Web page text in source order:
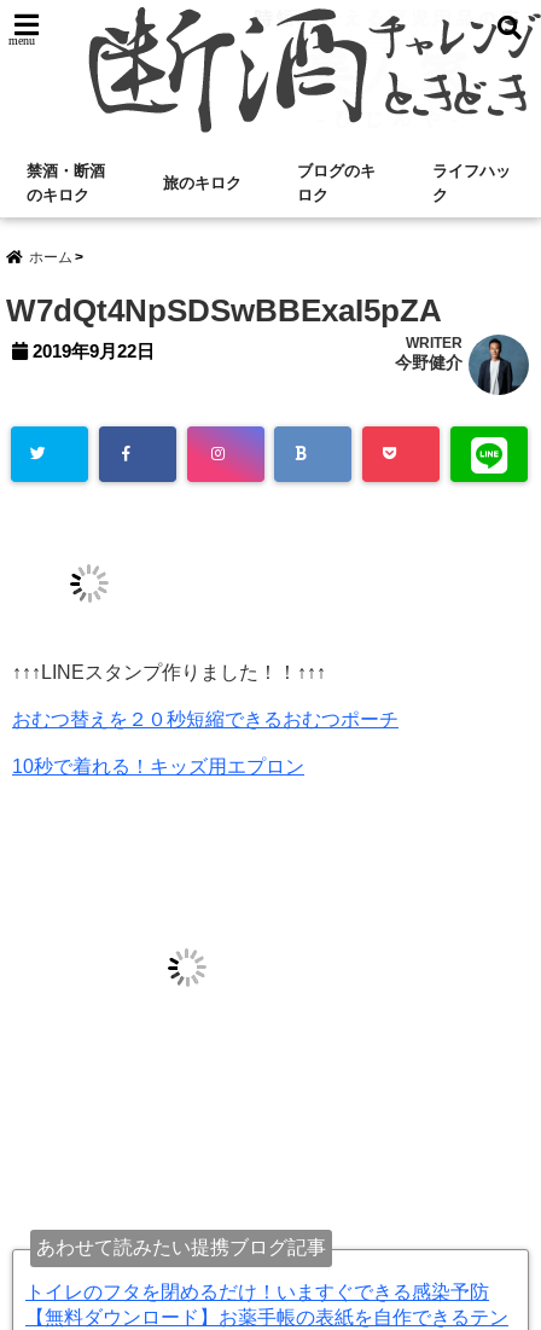
menu
禁酒・断酒
のキロク
旅のキロク
ブログのキ
ロク
ライフハッ
ク
ホーム
W7dQt4NpSDSwBBExaI5pZA
2019年9月22日 WRITER
今野健介
↑↑↑LINEスタンプ作りました！！↑↑↑
おむつ替えを２０秒短縮できるおむつポーチ
10秒で着れる！キッズ用エプロン
あわせて読みたい提携ブログ記事
トイレのフタを閉めるだけ！いますぐできる感染予防
【無料ダウンロード】お薬手帳の表紙を自作できるテン